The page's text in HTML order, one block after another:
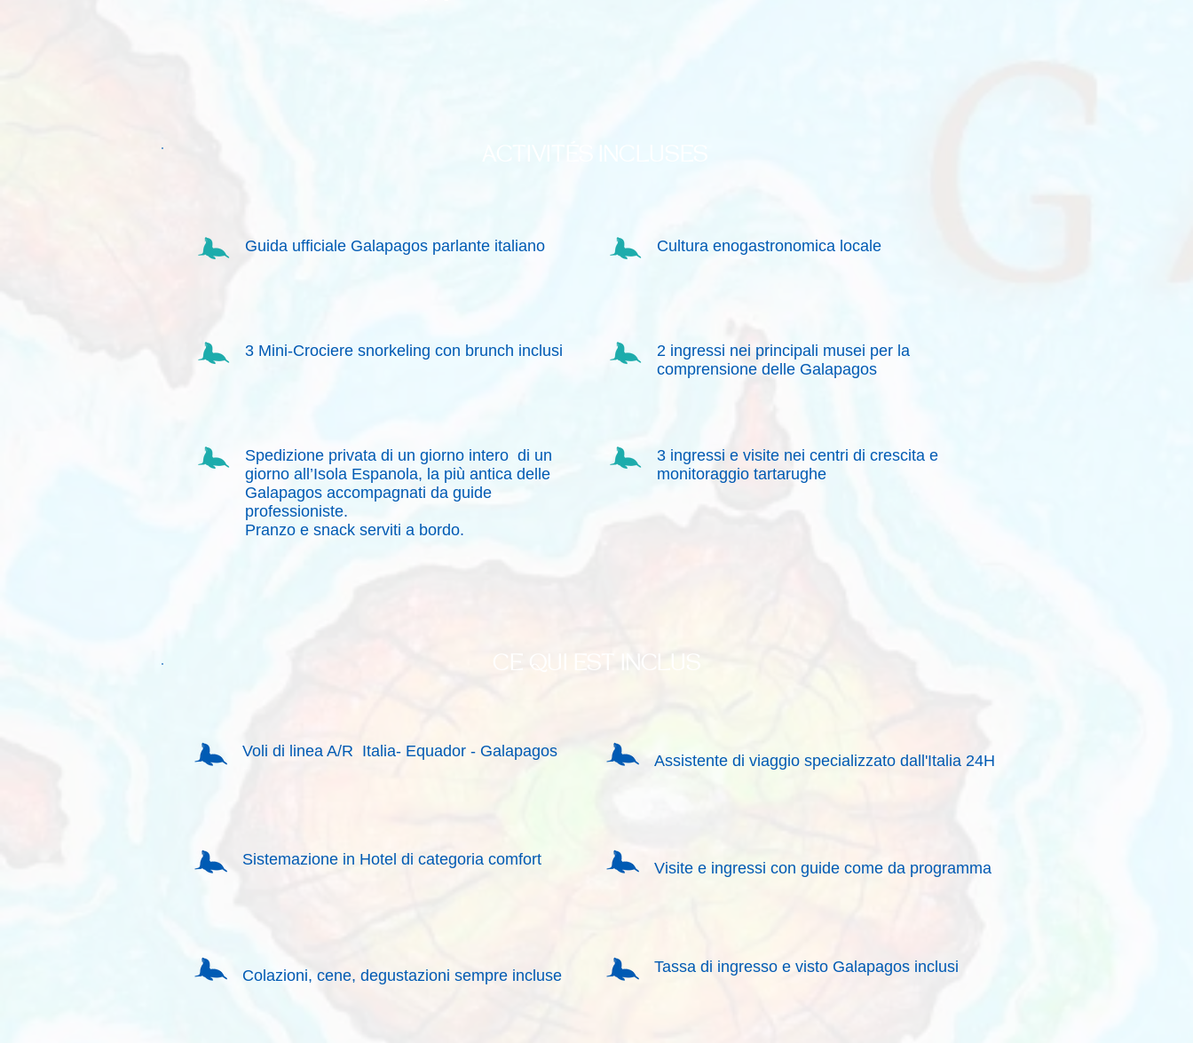
Guida ufficiale Galapagos parlante italiano
3 Mini-Crociere snorkeling con brunch inclusi
Spedizione privata di un giorno intero di un
giorno all’Isola Espanola, la più antica delle
Galapagos accompagnati da guide
professioniste.
Pranzo e snack serviti a bordo.
Cultura enogastronomica locale
2 ingressi nei principali musei per la
comprensione delle Galapagos
3 ingressi e visite nei centri di crescita e
monitoraggio tartarughe​​​
Voli di linea A/R Italia- Equador - Galapagos
Sistemazione in Hotel di categoria comfort
Colazioni, cene, degustazioni sempre incluse
Assistente di viaggio specializzato dall'Italia 24H
Visite e ingressi con guide come da programma
Tassa di ingresso e visto Galapagos inclusi​
CE QUI EST INCLUS